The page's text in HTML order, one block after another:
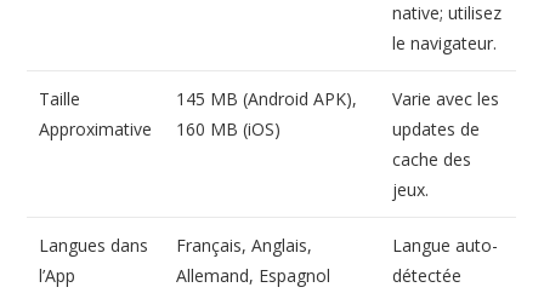
native; utilisez
le navigateur.
Taille
Approximative
145 MB (Android APK),
160 MB (iOS)
Varie avec les
updates de
cache des
jeux.
Langues dans
l’App
Français, Anglais,
Allemand, Espagnol
Langue auto-
détectée